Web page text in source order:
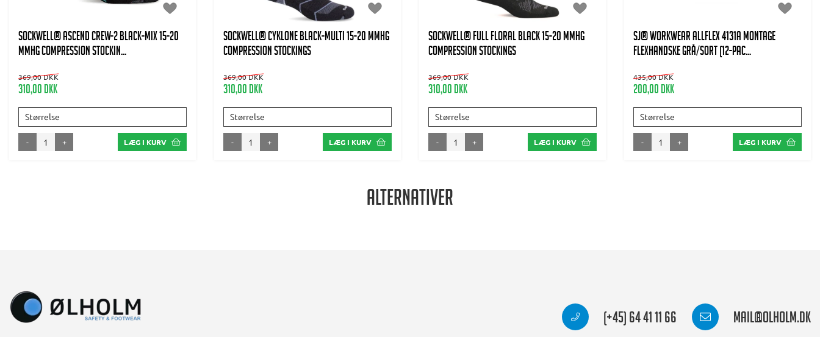
SOCKWELL® ASCEND CREW-2 Black-Mix 15-20
mmHg Compression stockin...
369,00 DKK
310,00 DKK
Størrelse
- + LÆG I KURV
SOCKWELL® CYKLONE Black-Multi 15-20 mmHg
Compression stockings
369,00 DKK
310,00 DKK
Størrelse
- + LÆG I KURV
SOCKWELL® FULL FLORAL Black 15-20 mmHg
Compression stockings
369,00 DKK
310,00 DKK
Størrelse
- + LÆG I KURV
SJ® WORKWEAR ALLFLEX 4131A MONTAGE
FLEXHANDSKE GRÅ/SORT (12-PAC...
435,00 DKK
200,00 DKK
Størrelse
- + LÆG I KURV
Alternativer
(+45) 64 41 11 66 mail@olholm.dk